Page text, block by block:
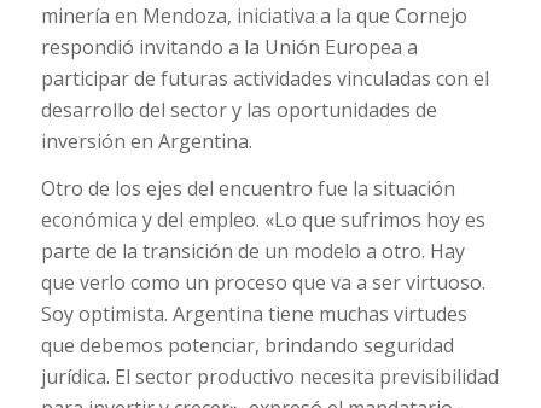
minería en Mendoza, iniciativa a la que Cornejo
respondió invitando a la Unión Europea a
participar de futuras actividades vinculadas con el
desarrollo del sector y las oportunidades de
inversión en Argentina.
Otro de los ejes del encuentro fue la situación
económica y del empleo. «Lo que sufrimos hoy es
parte de la transición de un modelo a otro. Hay
que verlo como un proceso que va a ser virtuoso.
Soy optimista. Argentina tiene muchas virtudes
que debemos potenciar, brindando seguridad
jurídica. El sector productivo necesita previsibilidad